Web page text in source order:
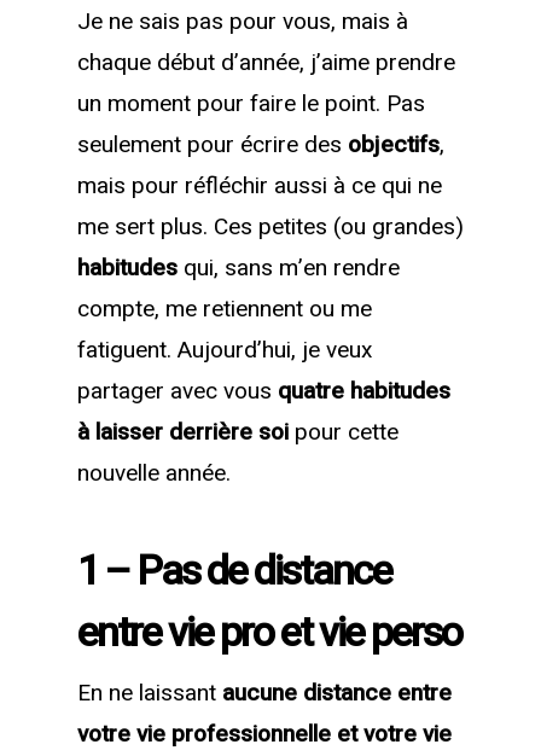
Je ne sais pas pour vous, mais à
chaque début d’année, j’aime prendre
un moment pour faire le point. Pas
seulement pour écrire des objectifs,
mais pour réfléchir aussi à ce qui ne
me sert plus. Ces petites (ou grandes)
habitudes qui, sans m’en rendre
compte, me retiennent ou me
fatiguent. Aujourd’hui, je veux
partager avec vous quatre habitudes
à laisser derrière soi pour cette
nouvelle année.
1 – Pas de distance
entre vie pro et vie perso
En ne laissant aucune distance entre
votre vie professionnelle et votre vie